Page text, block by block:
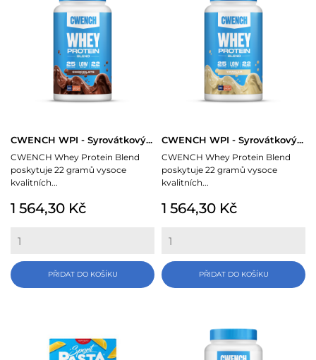
CWENCH WPI - Syrovátkový...
CWENCH Whey Protein Blend
poskytuje 22 gramů vysoce
kvalitních...
Cena
1 564,30 Kč
PŘIDAT DO KOŠÍKU
CWENCH WPI - Syrovátkový...
CWENCH Whey Protein Blend
poskytuje 22 gramů vysoce
kvalitních...
Cena
1 564,30 Kč
PŘIDAT DO KOŠÍKU